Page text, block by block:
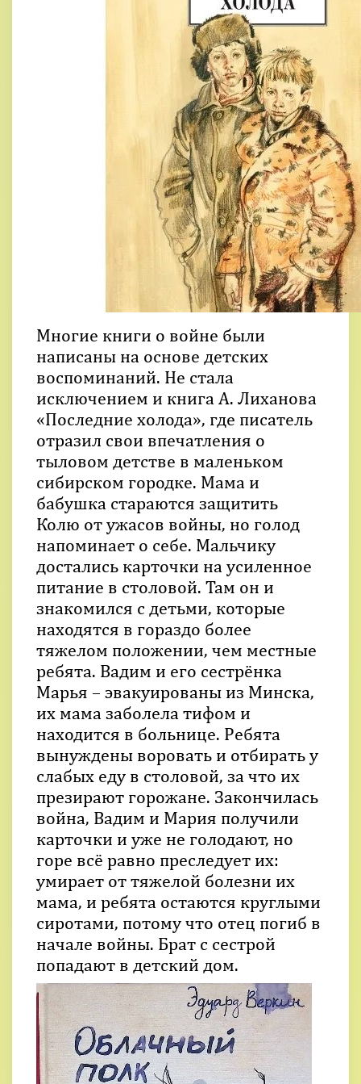
Многие книги о войне были
написаны на основе детских
воспоминаний. Не стала
исключением и книга А. Лиханова
«Последние холода», где писатель
отразил свои впечатления о
тыловом детстве в маленьком
сибирском городке. Мама и
бабушка стараются защитить
Колю от ужасов войны, но голод
напоминает о себе. Мальчику
достались карточки на усиленное
питание в столовой. Там он и
знакомился с детьми, которые
находятся в гораздо более
тяжелом положении, чем местные
ребята. Вадим и его сестрёнка
Марья – эвакуированы из Минска,
их мама заболела тифом и
находится в больнице. Ребята
вынуждены воровать и отбирать у
слабых еду в столовой, за что их
презирают горожане. Закончилась
война, Вадим и Мария получили
карточки и уже не голодают, но
горе всё равно преследует их:
умирает от тяжелой болезни их
мама, и ребята остаются круглыми
сиротами, потому что отец погиб в
начале войны. Брат с сестрой
попадают в детский дом.